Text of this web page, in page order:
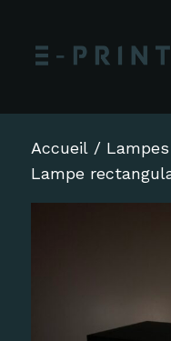
Accueil/ Lampes
Lampe